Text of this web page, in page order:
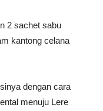
2 sachet sabu
kantong celana
dengan cara
menuju Lere